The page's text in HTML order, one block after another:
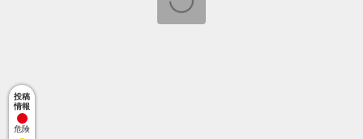
投稿
情報
危険